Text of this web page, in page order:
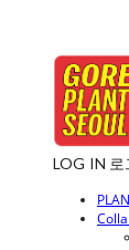
LOG IN 로